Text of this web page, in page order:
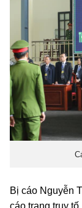
Bị cáo Nguyễn